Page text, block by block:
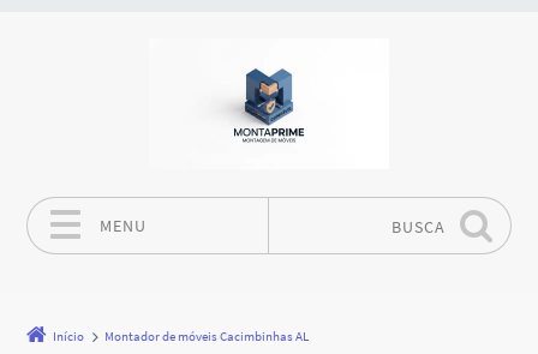
MENU BUSCA
Início Montador de móveis Cacimbinhas AL